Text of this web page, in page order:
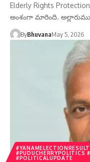
Elderly Rights
అంశంగా మారింది.
ByBhuvanaMay 5, 2026
#PUDUCHERRYPOLITICS
#POLITICALUPDATE